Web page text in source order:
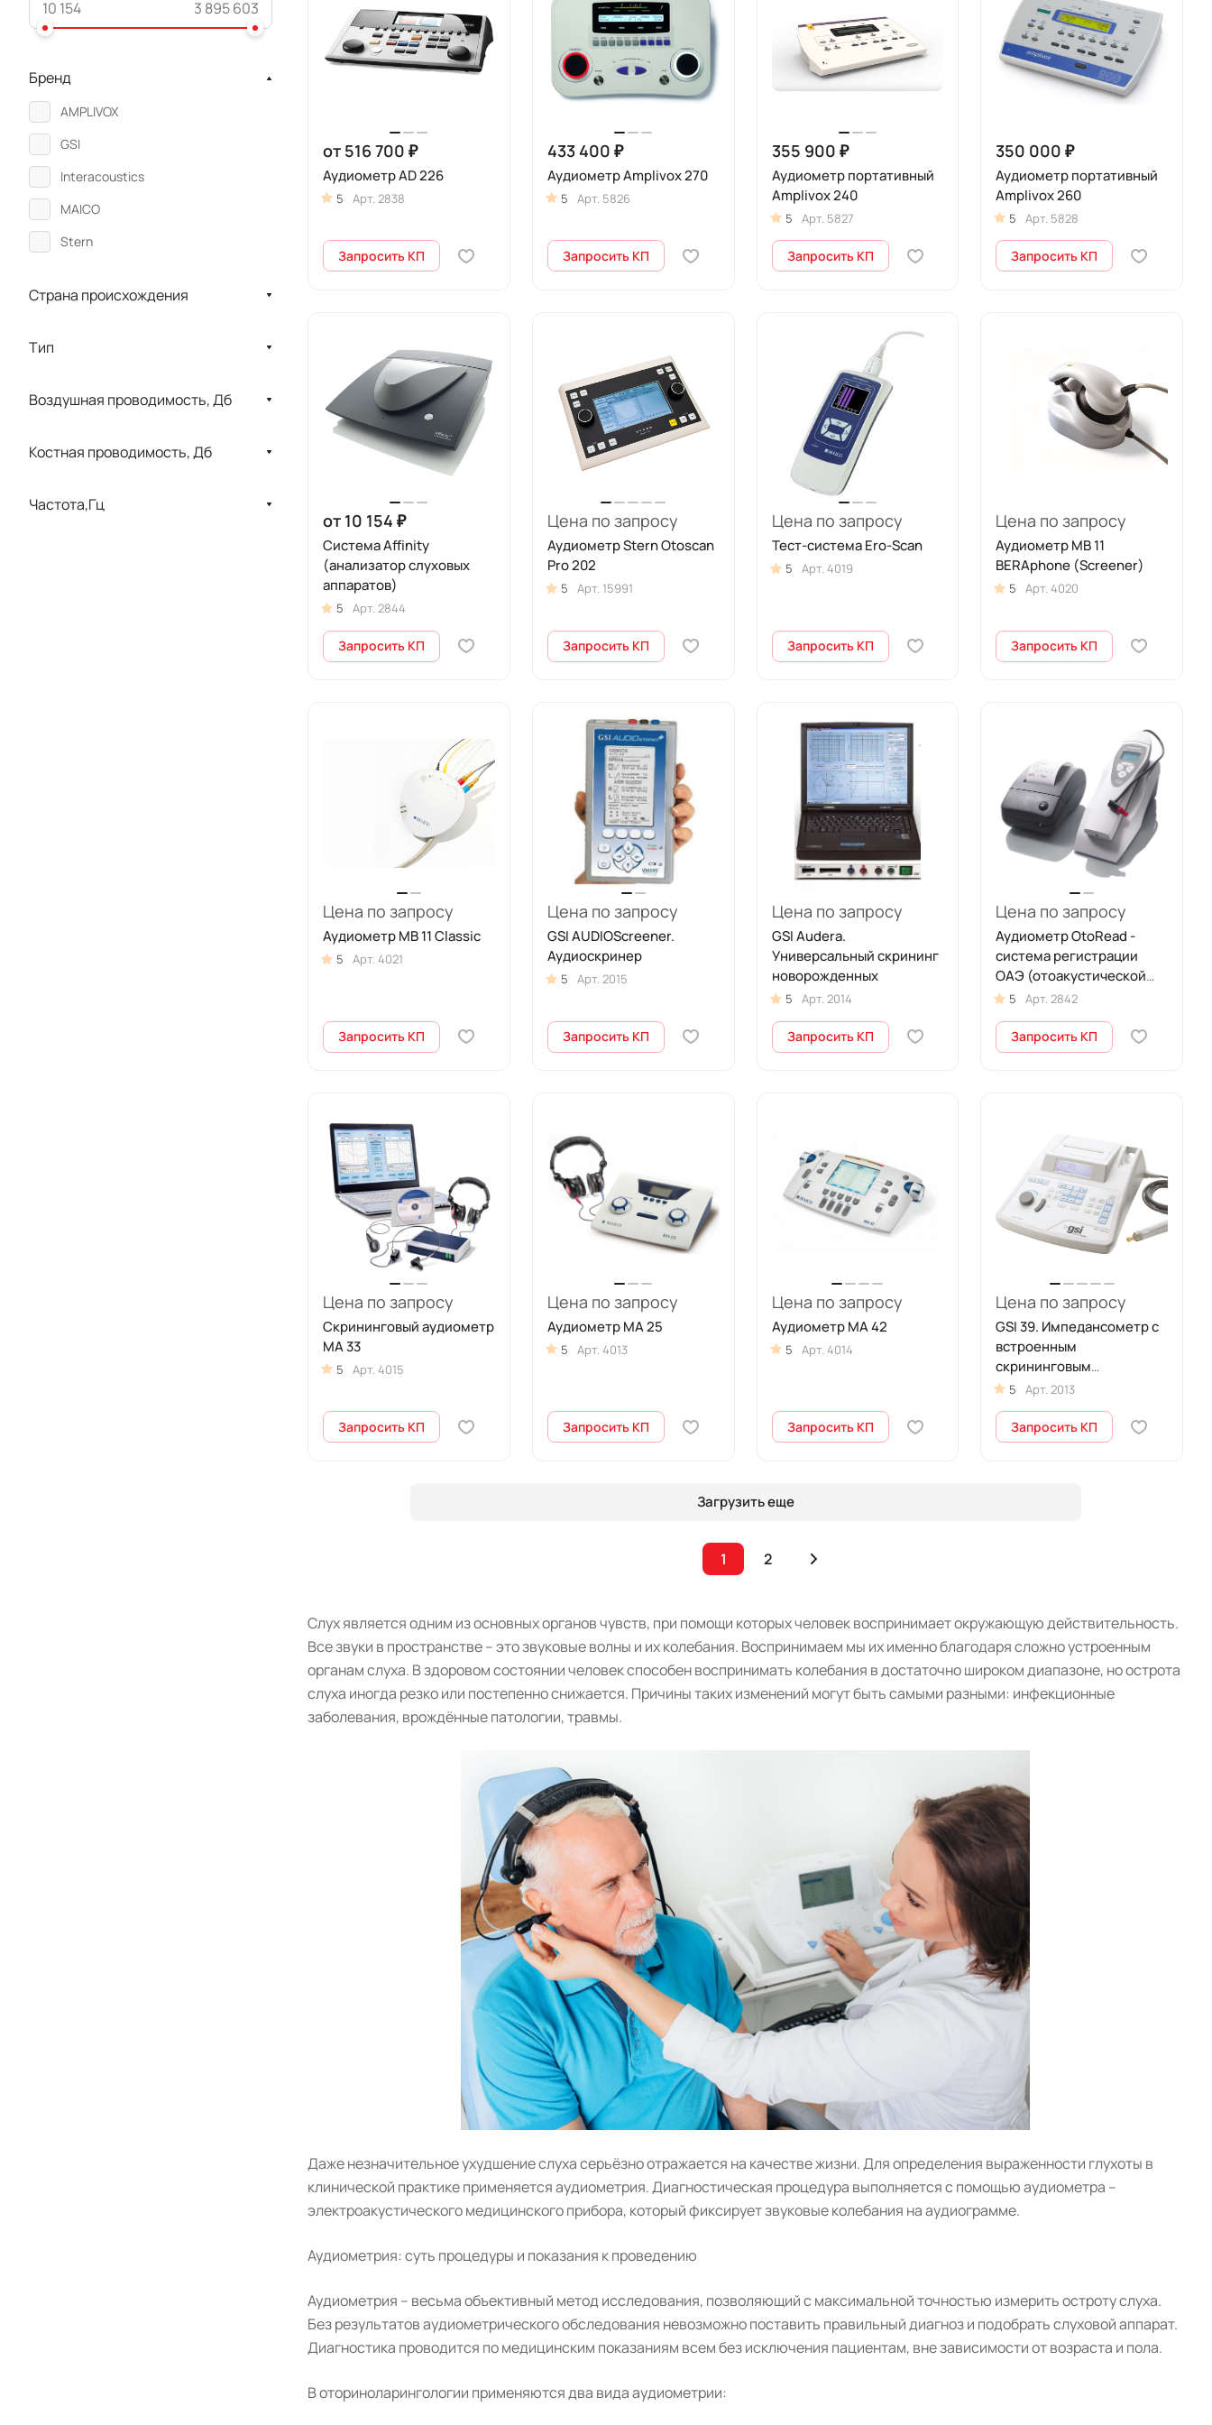
от 516 700 ₽
Аудиометр AD 226
5 Арт. 2838
Запросить КП
433 400 ₽
Аудиометр Amplivox 270
5 Арт. 5826
Запросить КП
355 900 ₽
Аудиометр портативный
Amplivox 240
5 Арт. 5827
Запросить КП
350 000 ₽
Аудиометр портативный
Amplivox 260
5 Арт. 5828
Запросить КП
от 10 154 ₽
Система Affinity
(анализатор слуховых
аппаратов)
5 Арт. 2844
Запросить КП
Цена по запросу
Аудиометр Stern Otoscan
Pro 202
5 Арт. 15991
Запросить КП
Цена по запросу
Тест-система Ero-Scan
5 Арт. 4019
Запросить КП
Цена по запросу
Аудиометр MB 11
BERAphone (Screener)
5 Арт.4020
Запросить КП
Цена по запросу
Аудиометр MB 11 Classic
5 Арт. 4021
Запросить КП
Цена по запросу
GSI AUDIOScreener.
Аудиоскринер
5 Арт. 2015
Запросить КП
Цена по запросу
GSI Audera.
Универсальный скрининг
новорожденных
5 Арт. 2014
Запросить КП
Цена по запросу
Аудиометр OtoRead -
система регистрации
ОАЭ (отоакустической
эмиссии)
5 Арт.2842
Запросить КП
Цена по запросу
Скрининговый аудиометр
MA 33
5 Арт. 4015
Запросить КП
Цена по запросу
Аудиометр МА 25
5 Арт. 4013
Запросить КП
Цена по запросу
Аудиометр MA 42
5 Арт. 4014
Запросить КП
Цена по запросу
GSI 39. Импедансометр с
встроенным
скрининговым
аудиометром и
5 Арт.2013
Запросить КП
Загрузить еще
1 2
Слух является одним из основных органов чувств, при помощи которых человек воспринимает окружающую действительность.
Все звуки в пространстве – это звуковые волны и их колебания. Воспринимаем мы их именно благодаря сложно устроенным
органам слуха. В здоровом состоянии человек способен воспринимать колебания в достаточно широком диапазоне, но острота
слуха иногда резко или постепенно снижается. Причины таких изменений могут быть самыми разными: инфекционные
заболевания, врождённые патологии, травмы.
Даже незначительное ухудшение слуха серьёзно отражается на качестве жизни. Для определения выраженности глухоты в
клинической практике применяется аудиометрия. Диагностическая процедура выполняется с помощью аудиометра –
электроакустического медицинского прибора, который фиксирует звуковые колебания на аудиограмме.
Аудиометрия: суть процедуры и показания к проведению
Аудиометрия – весьма объективный метод исследования, позволяющий с максимальной точностью измерить остроту слуха.
Без результатов аудиометрического обследования невозможно поставить правильный диагноз и подобрать слуховой аппарат.
Диагностика проводится по медицинским показаниям всем без исключения пациентам, вне зависимости от возраста и пола.
В оториноларингологии применяются два вида аудиометрии:
Бренд
AMPLIVOX
GSI
Interacoustics
MAICO
Stern
Страна происхождения
Тип
Воздушная проводимость, Дб
Костная проводимость, Дб
Частота,Гц